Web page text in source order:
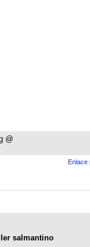
@
Enlace
salmantino